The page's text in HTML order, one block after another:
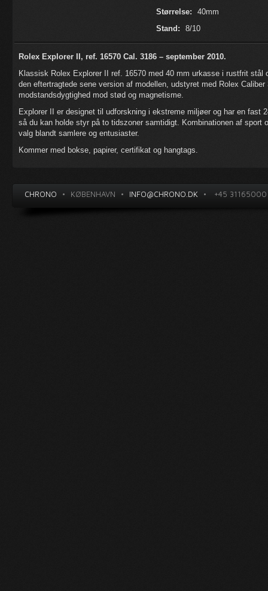
Størrelse:
40mm
Stand:
8/10
Rolex Explorer II, ref. 16570 Cal. 3186 – september 2010.
Klassisk Rolex Explorer II ref. 16570 med 40 mm urkasse i rustfrit stål
den eftertragtede sene version af modellen, udstyret med Rolex
modstandsdygtighed mod stød og magnetisme.
Explorer II er designet til udforskning i ekstreme miljøer og har en fast
så du kan holde styr på to tidszoner samtidigt. Kombinationen af
valg blandt samlere og entusiaster.
Kommer med bokse, papirer, certifikat og hangtags.
CHRONO • KØBENHAVN • INFO@CHRONO.DK • +45 31165000